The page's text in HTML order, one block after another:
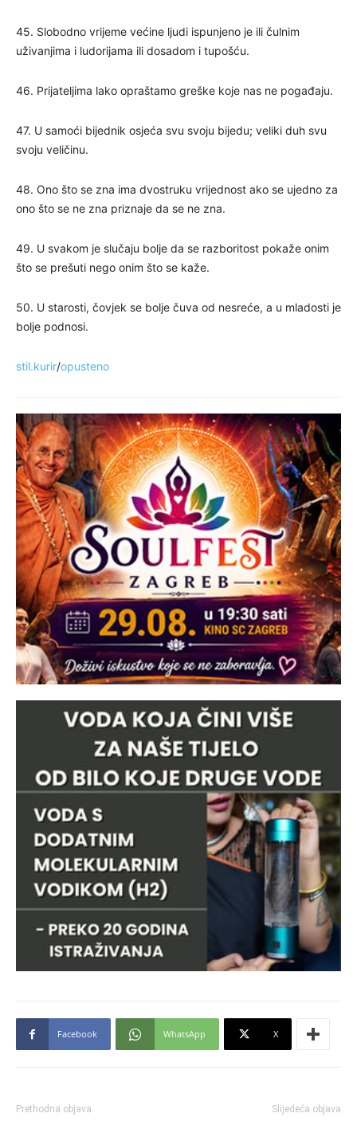
45. Slobodno vrijeme većine ljudi ispunjeno je ili čulnim
uživanjima i ludorijama ili dosadom i tupošću.
46. Prijateljima lako opraštamo greške koje nas ne pogađaju.
47. U samoći bijednik osjeća svu svoju bijedu; veliki duh svu
svoju veličinu.
48. Ono što se zna ima dvostruku vrijednost ako se ujedno za
ono što se ne zna priznaje da se ne zna.
49. U svakom je slučaju bolje da se razboritost pokaže onim
što se prešuti nego onim što se kaže.
50. U starosti, čovjek se bolje čuva od nesreće, a u mladosti je
bolje podnosi.
stil.kurir/opusteno
Facebook WhatsApp X
Prethodna objava Slijedeća objava